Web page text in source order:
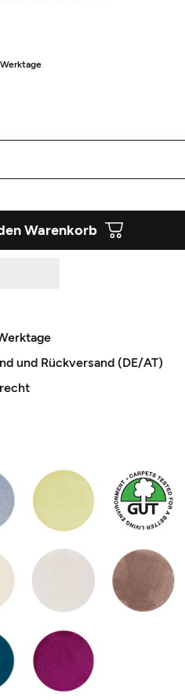
Warenkorb
und Rückversand (DE/AT)